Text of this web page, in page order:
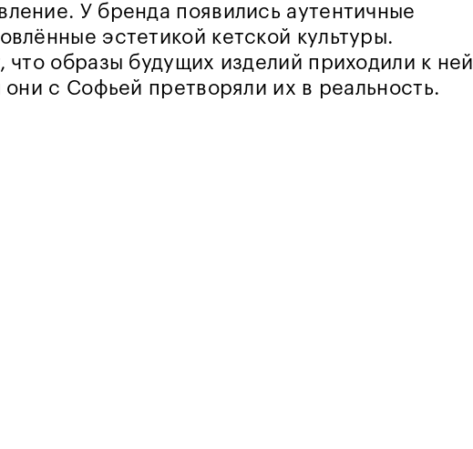
У бренда появились аутентичные
эстетикой кетской культуры.
что образы будущих изделий приходили к ней
с Софьей претворяли их в реальность.